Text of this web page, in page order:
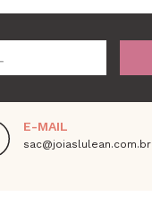
E-MAIL
sac@joiaslulean.com.br